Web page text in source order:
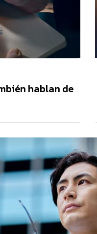
hablan de